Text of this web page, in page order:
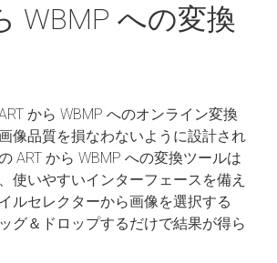
WBMP への変換
から WBMP へのオンライン変換
像品質を損なわないように設計され
ART から WBMP への変換ツールは
使いやすいインターフェースを備え
ルセレクターから画像を選択する
グ＆ドロップするだけで結果が得ら